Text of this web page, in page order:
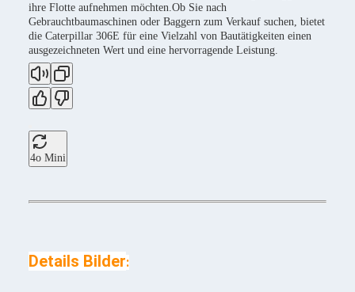
ihre Flotte aufnehmen möchten.Ob Sie nach
Gebrauchtbaumaschinen oder Baggern zum Verkauf suchen, bietet
die Caterpillar 306E für eine Vielzahl von Bautätigkeiten einen
ausgezeichneten Wert und eine hervorragende Leistung.
4o Mini
Details Bilder: